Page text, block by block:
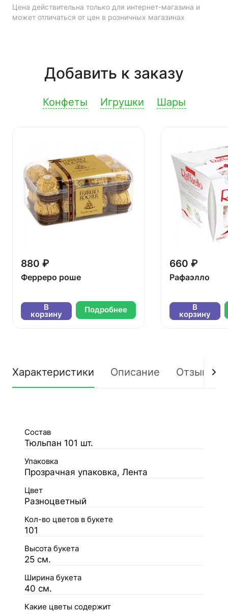
Цена действительна только для интернет-магазина и
может отличаться от цен в розничных магазинах
Добавить к заказу
Конфеты Игрушки Шары
880 ₽
Ферреро роше
В
корзину Подробнее
660 ₽
Рафаэлло
В
корзину
Характеристики Описание Отзывы
Состав
Тюльпан 101 шт.
Упаковка
Прозрачная упаковка, Лента
Цвет
Разноцветный
Кол-во цветов в букете
101
Высота букета
25 см.
Ширина букета
40 см.
Какие цветы содержит